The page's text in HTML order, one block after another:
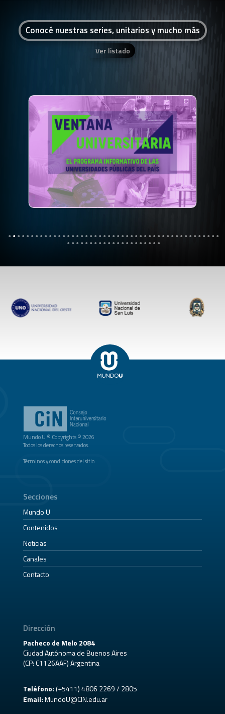
Conocé nuestras series, unitarios y mucho más
Ver listado
Mundo U ® Copyrights © 2026
Todos los derechos reservados.
Términos y condiciones del sitio
Secciones
Mundo U
Contenidos
Noticias
Canales
Contacto
Dirección
Pacheco de Melo 2084
Ciudad Autónoma de Buenos Aires
(CP: C1126AAF) Argentina
Teléfono:(+5411) 4806 2269 / 2805
Email: MundoU@CIN.edu.ar